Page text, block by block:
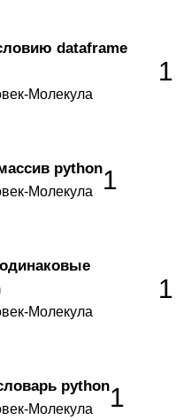
dataframe
Молекула
1
python
Молекула 1
Молекула
1
python
Молекула 1